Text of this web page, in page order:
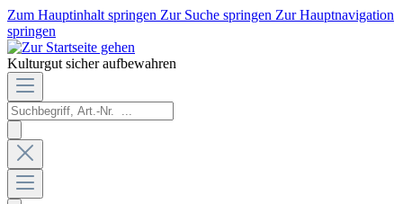
Zum Hauptinhalt springen Zur Suche springen Zur Hauptnavigation
springen
Kulturgut sicher aufbewahren